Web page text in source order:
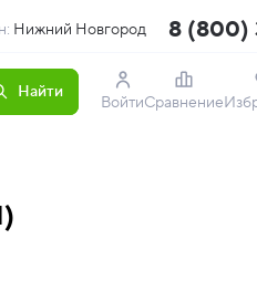
Нижний Новгород 8 (800)
Найти
ВойтиСравнение